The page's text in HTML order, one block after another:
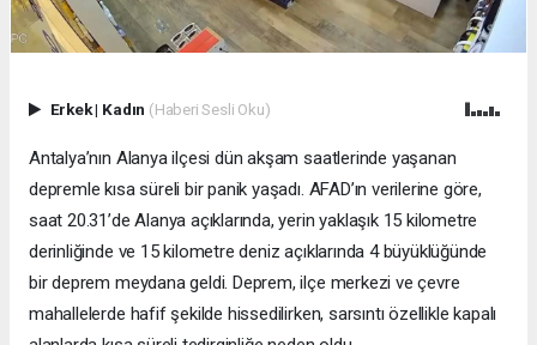
Erkek| Kadın (Haberi Sesli Oku)
Antalya’nın Alanya ilçesi dün akşam saatlerinde yaşanan
depremle kısa süreli bir panik yaşadı. AFAD’ın verilerine göre,
saat 20.31’de Alanya açıklarında, yerin yaklaşık 15 kilometre
derinliğinde ve 15 kilometre deniz açıklarında 4 büyüklüğünde
bir deprem meydana geldi. Deprem, ilçe merkezi ve çevre
mahallelerde hafif şekilde hissedilirken, sarsıntı özellikle kapalı